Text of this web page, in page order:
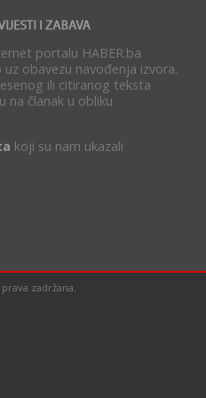
portalu HABER.ba
obavezu navođenja izvora.
ili citiranog teksta
na članak u obliku
koji su nam ukazali
zadržana.